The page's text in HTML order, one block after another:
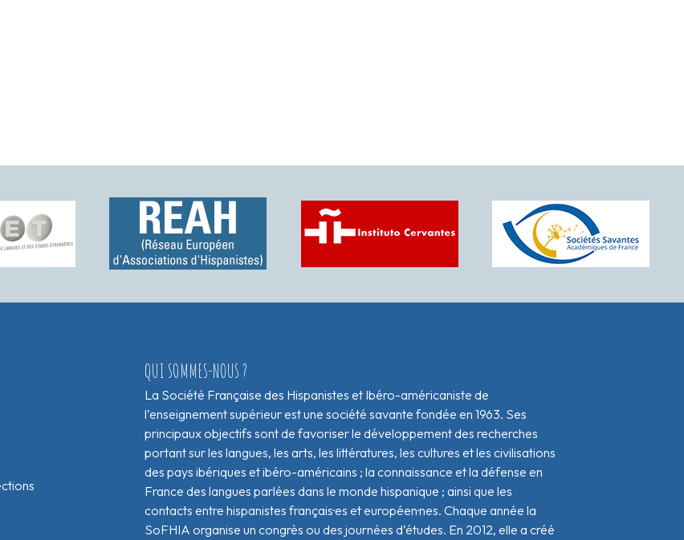
QUI SOMMES-NOUS ?
La Société Française des Hispanistes et Ibéro-américaniste de
l’enseignement supérieur est une société savante fondée en 1963. Ses
principaux objectifs sont de favoriser le développement des recherches
portant sur les langues, les arts, les littératures, les cultures et les civilisations
des pays ibériques et ibéro-américains ; la connaissance et la défense en
France des langues parlées dans le monde hispanique ; ainsi que les
contacts entre hispanistes français·es et européen·nes. Chaque année la
SoFHIA organise un congrès ou des journées d’études. En 2012, elle a créé